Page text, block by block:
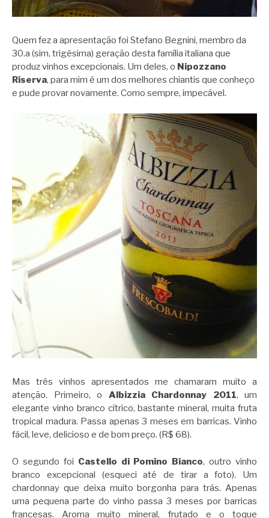
Quem fez a apresentação foi Stefano Begnini, membro da
30.a (sim, trigésima) geração desta família italiana que
produz vinhos excepcionais. Um deles, o Nipozzano
Riserva, para mim é um dos melhores chiantis que conheço
e pude provar novamente. Como sempre, impecável.
Mas três vinhos apresentados me chamaram muito a
atenção. Primeiro, o Albizzia Chardonnay 2011, um
elegante vinho branco cítrico, bastante mineral, muita fruta
tropical madura. Passa apenas 3 meses em barricas. Vinho
fácil, leve, delicioso e de bom preço. (R$ 68).
O segundo foi Castello di Pomino Bianco, outro vinho
branco excepcional (esqueci até de tirar a foto). Um
chardonnay que deixa muito borgonha para trás. Apenas
uma pequena parte do vinho passa 3 meses por barricas
francesas. Aroma muito mineral, frutado e o toque